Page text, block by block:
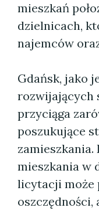
mieszkań
dzielnicach,
najemców
Gdańsk, jako
rozwijających
przyciąga
poszukujące
zamieszkania.
mieszkania w
licytacji może
oszczędności,